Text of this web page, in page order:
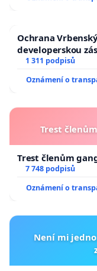
Ochrana
developerskou
1 311 podpisů
Oznámení o
Trest
Trest členům
7 748 podpisů
Oznámení o
Není mi